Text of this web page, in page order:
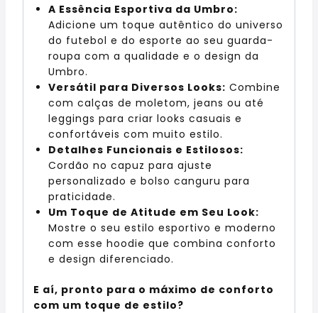
A Essência Esportiva da Umbro:
Adicione um toque autêntico do universo
do futebol e do esporte ao seu guarda-
roupa com a qualidade e o design da
Umbro.
Versátil para Diversos Looks: Combine
com calças de moletom, jeans ou até
leggings para criar looks casuais e
confortáveis com muito estilo.
Detalhes Funcionais e Estilosos:
Cordão no capuz para ajuste
personalizado e bolso canguru para
praticidade.
Um Toque de Atitude em Seu Look:
Mostre o seu estilo esportivo e moderno
com esse hoodie que combina conforto
e design diferenciado.
E aí, pronto para o máximo de conforto
com um toque de estilo?